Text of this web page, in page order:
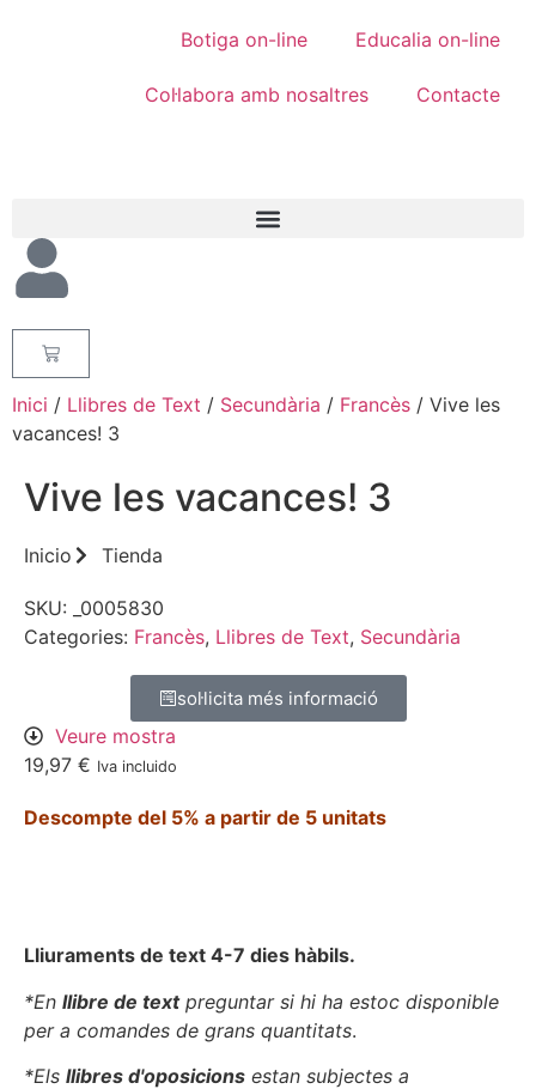
Botiga on-line Educalia on-line
Col·labora amb nosaltres Contacte
Inici / Llibres de Text / Secundària / Francès / Vive les
vacances! 3
Vive les vacances! 3
Inicio Tienda
SKU:
_0005830
Categories: Francès, Llibres de Text, Secundària
sol·licita més informació
Veure mostra
19,97 € Iva incluido
Descompte del 5% a partir de 5 unitats
Lliuraments de text 4-7 dies hàbils.
*En llibre de textpreguntar si hi ha estoc disponible
per a comandes de grans quantitats.
*Els llibres d'oposicions estan subjectes a